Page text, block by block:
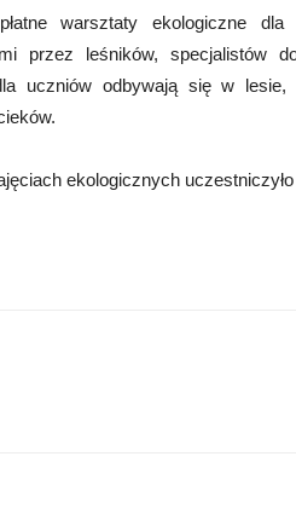
warsztaty ekologiczne
przez leśników, specjalistów
uczniów odbywają się w
ekologicznych